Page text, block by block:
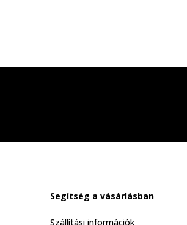
Segítség a vásárlásban
Szállítási információk